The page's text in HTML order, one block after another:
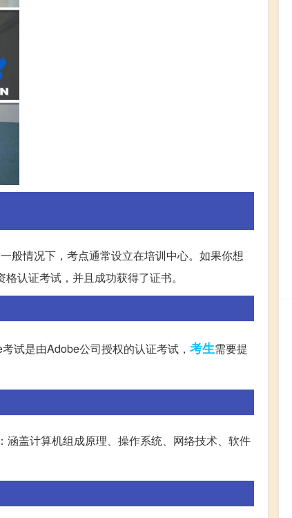
般情况下，考点通常设立在培训中心。如果你想
认证考试，并且成功获得了证书。
试是由Adobe公司授权的认证考试， 考生需要提
盖计算机组成原理、操作系统、网络技术、软件